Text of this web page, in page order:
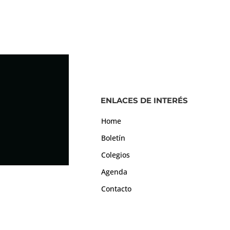
ENLACES DE INTERÉS
Home
Boletín
Colegios
Agenda
Contacto